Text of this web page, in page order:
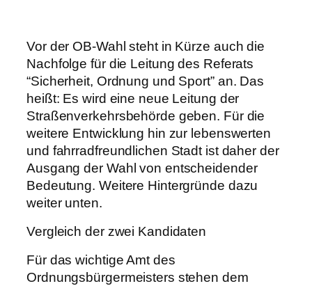
Vor der OB-Wahl steht in Kürze auch die
Nachfolge für die Leitung des Referats
“Sicherheit, Ordnung und Sport” an. Das
heißt: Es wird eine neue Leitung der
Straßenverkehrsbehörde geben. Für die
weitere Entwicklung hin zur lebenswerten
und fahrradfreundlichen Stadt ist daher der
Ausgang der Wahl von entscheidender
Bedeutung. Weitere Hintergründe dazu
weiter unten.
Vergleich der zwei Kandidaten
Für das wichtige Amt des
Ordnungsbürgermeisters stehen dem